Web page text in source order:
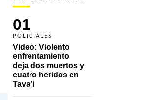
01
POLICIALES
Video: Violento
enfrentamiento
deja dos muertos y
cuatro heridos en
Tava’i